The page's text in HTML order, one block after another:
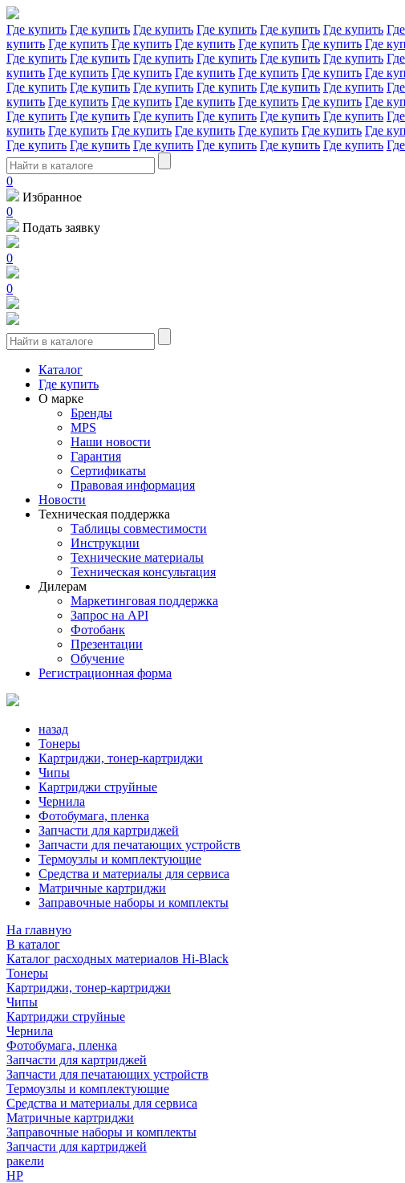
Где купить Где купить Где купить Где купить Где купить Где купить
купить Где купить Где купить Где купить Где купить Где купить Где
Где купить Где купить Где купить Где купить Где купить Где купить
купить Где купить Где купить Где купить Где купить Где купить Где
Где купить Где купить Где купить Где купить Где купить Где купить
купить Где купить Где купить Где купить Где купить Где купить Где
Где купить Где купить Где купить Где купить Где купить Где купить
купить Где купить Где купить Где купить Где купить Где купить Где
Где купить Где купить Где купить Где купить Где купить Где купить
0
Избранное
0
Подать заявку
0
0
Каталог
Где купить
О марке
Бренды
MPS
Наши новости
Гарантия
Сертификаты
Правовая информация
Новости
Техническая поддержка
Таблицы совместимости
Инструкции
Технические материалы
Техническая консультация
Дилерам
Маркетинговая поддержка
Запрос на API
Фотобанк
Презентации
Обучение
Регистрационная форма
назад
Тонеры
Картриджи, тонер-картриджи
Чипы
Картриджи струйные
Чернила
Фотобумага, пленка
Запчасти для картриджей
Запчасти для печатающих устройств
Термоузлы и комплектующие
Средства и материалы для сервиса
Матричные картриджи
Заправочные наборы и комплекты
На главную
В каталог
Каталог расходных материалов Hi-Black
Тонеры
Картриджи, тонер-картриджи
Чипы
Картриджи струйные
Чернила
Фотобумага, пленка
Запчасти для картриджей
Запчасти для печатающих устройств
Термоузлы и комплектующие
Средства и материалы для сервиса
Матричные картриджи
Заправочные наборы и комплекты
Запчасти для картриджей
ракели
HP